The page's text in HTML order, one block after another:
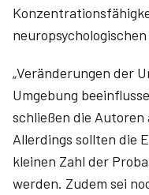
„Veränderungen der
Umgebung
schließen die Autoren
Allerdings sollten die
kleinen Zahl der
werden. Zudem sei